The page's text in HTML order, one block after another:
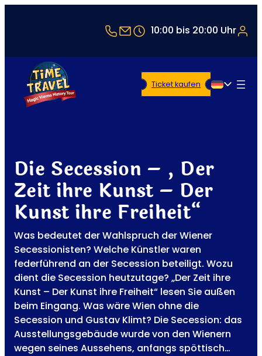
+43 1 5321514
office@timetravel-
10:00 bis 20:00 Uhr
Deutsch
Ticket kaufen
Die Secession – „Der
Zeit ihre Kunst – Der
Kunst ihre Freiheit“
Was bedeutet der Wahlspruch der Wiener
Secessionisten? Welche Künstler waren
federführend an der Secession beteiligt. Wozu
dient die Secession heutzutage? „Der Zeit ihre
Kunst – Der Kunst ihre Freiheit“ lesen Sie außen
beim Eingang. Was wäre Wien ohne die
Secession und Gustav Klimt? Die Secession: das
Ausstellungsgebäude wurde von den Wienern
wegen seines Aussehens, anfangs spöttisch…